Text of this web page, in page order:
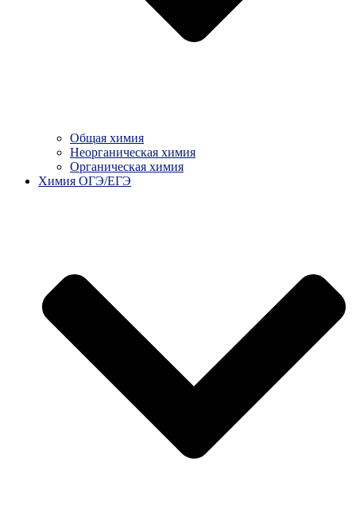
Общая химия
Неорганическая химия
Органическая химия
Химия ОГЭ/ЕГЭ